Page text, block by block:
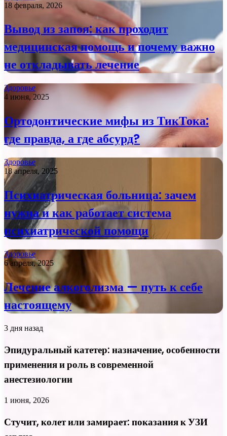
18 февраля, 2026
Вывод из запоя: как проходит
медицинская помощь и почему важно
не откладывать лечение
Здоровье
4 июня, 2025
Ортодонтические мифы из ТикТока:
где правда, а где абсурд?
Здоровье
18 апреля, 2025
Психиатрическая больница: зачем
нужна и как работает система
психиатрической помощи
Здоровье
6 апреля, 2025
Лечение алкоголизма — путь к себе
настоящему
3 дня назад
Эпидуральный катетер: назначение, особенности
применения и роль в современной
анестезиологии
1 июня, 2026
Стучит, колет или замирает: показания к УЗИ